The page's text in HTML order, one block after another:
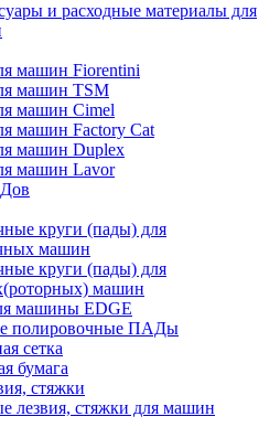
и расходные материалы для
машин Fiorentini
машин TSM
машин Cimel
машин Factory Cat
машин Duplex
машин Lavor
круги (пады) для
машин
круги (пады) для
машин
машины EDGE
полировочные ПАДы
сетка
бумага
стяжки
лезвия, стяжки для машин